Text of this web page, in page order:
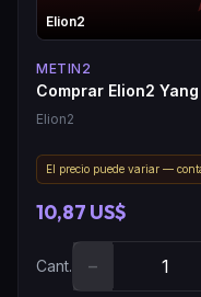
Elion2
METIN2
Comprar Elion2
Elion2
El precio puede variar —
10,87 US$
Cant. −